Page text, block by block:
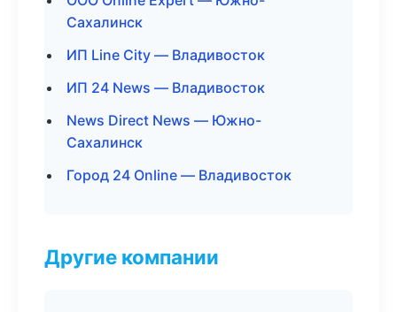
Сахалинск
ИП Line City — Владивосток
ИП 24 News — Владивосток
News Direct News — Южно-
Сахалинск
Город 24 Online — Владивосток
Другие компании